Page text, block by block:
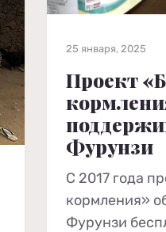
25 января, 2025
Проект
Фурунзи
С 2017 года
кормления»
Фурунзи